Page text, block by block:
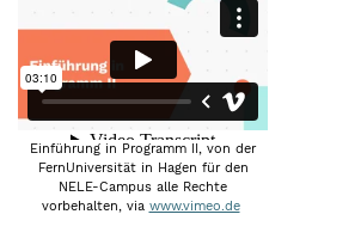
Einführung in Programm II, von der
FernUniversität in Hagen für den
NELE-Campus alle Rechte
vorbehalten, via www.vimeo.de